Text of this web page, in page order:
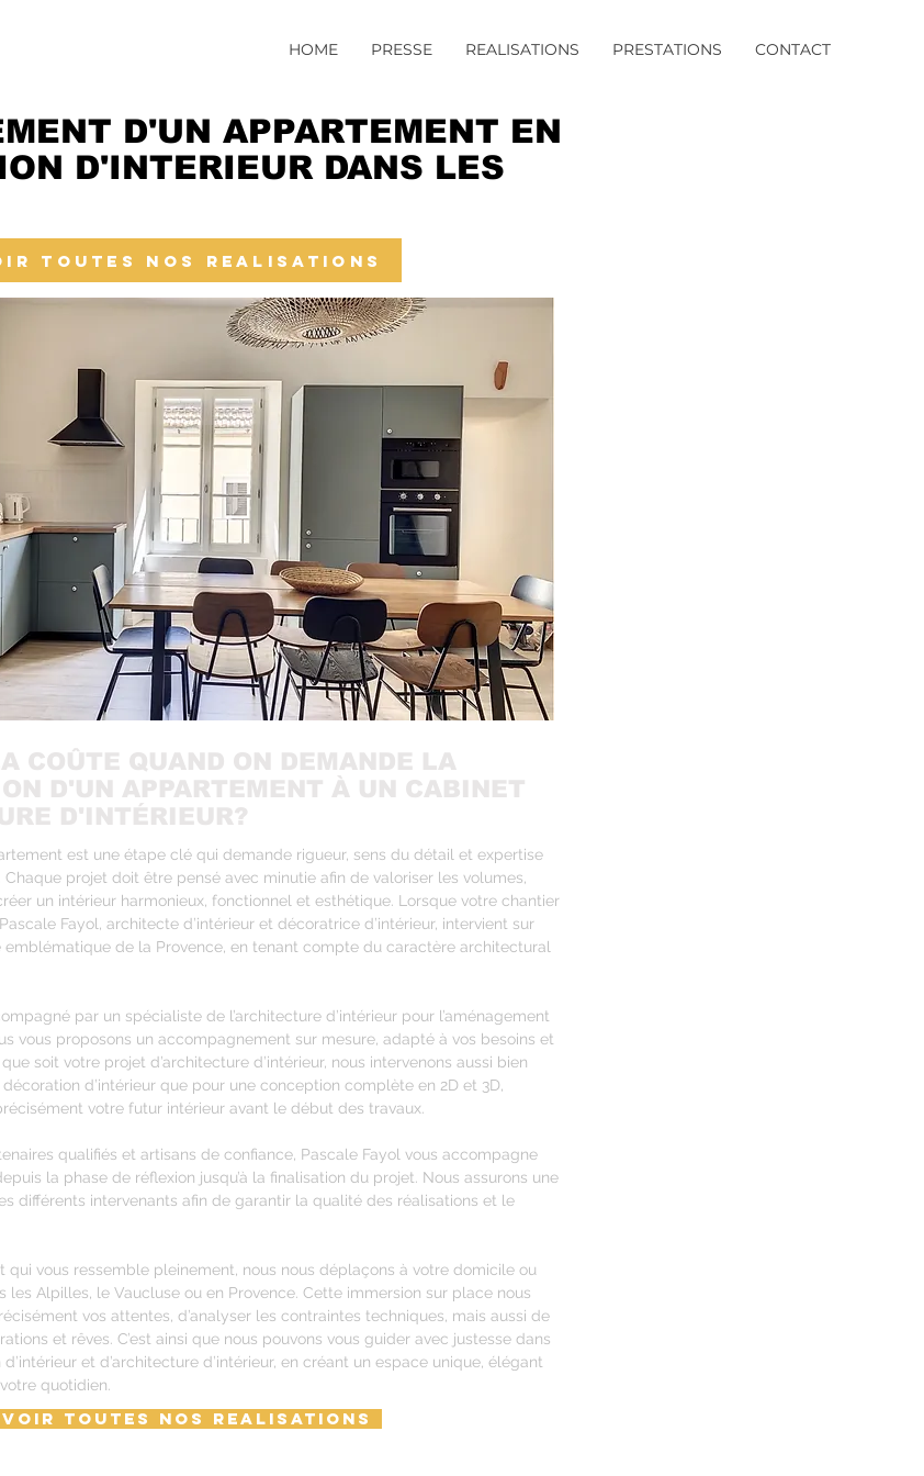
HOME PRESSE REALISATIONS PRESTATIONS CONTACT
D'UN APPARTEMENT EN
D'INTERIEUR DANS LES
TOUTES NOS REALISATIONS
COÛTE QUAND ON DEMANDE LA
D'UN APPARTEMENT À UN CABINET
D'INTÉRIEUR?
est une étape clé qui demande rigueur, sens du détail et expertise
Chaque projet doit être pensé avec minutie afin de valoriser les volumes,
un intérieur harmonieux, fonctionnel et esthétique. Lorsque votre chantier
Fayol, architecte d’intérieur et décoratrice d’intérieur, intervient sur
emblématique de la Provence, en tenant compte du caractère architectural
par un spécialiste de l’architecture d’intérieur pour l’aménagement
vous proposons un accompagnement sur mesure, adapté à vos besoins et
soit votre projet d’architecture d’intérieur, nous intervenons aussi bien
d’intérieur que pour une conception complète en 2D et 3D,
votre futur intérieur avant le début des travaux.
qualifiés et artisans de confiance, Pascale Fayol vous accompagne
la phase de réflexion jusqu’à la finalisation du projet. Nous assurons une
différents intervenants afin de garantir la qualité des réalisations et le
qui vous ressemble pleinement, nous nous déplaçons à votre domicile ou
les Alpilles, le Vaucluse ou en Provence. Cette immersion sur place nous
vos attentes, d’analyser les contraintes techniques, mais aussi de
et rêves. C’est ainsi que nous pouvons vous guider avec justesse dans
et d’architecture d’intérieur, en créant un espace unique, élégant
quotidien.
VOIR TOUTES NOS REALISATIONS